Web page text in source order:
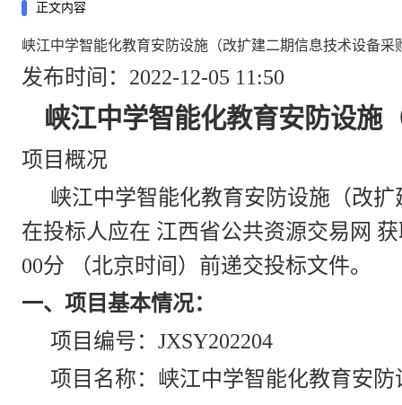
正文内容
峡江中学智能化教育安防设施（改扩建二期信息技术设备采
发布时间：2022-12-05 11:50
峡江中学智能化教育安防设施
项目概况
峡江中学智能化教育安防设施（改
在投标人应在 江西省公共资源交易网
00分 （北京时间）前递交投标文件。
一、项目基本情况：
项目编号：JXSY202204
项目名称：峡江中学智能化教育安